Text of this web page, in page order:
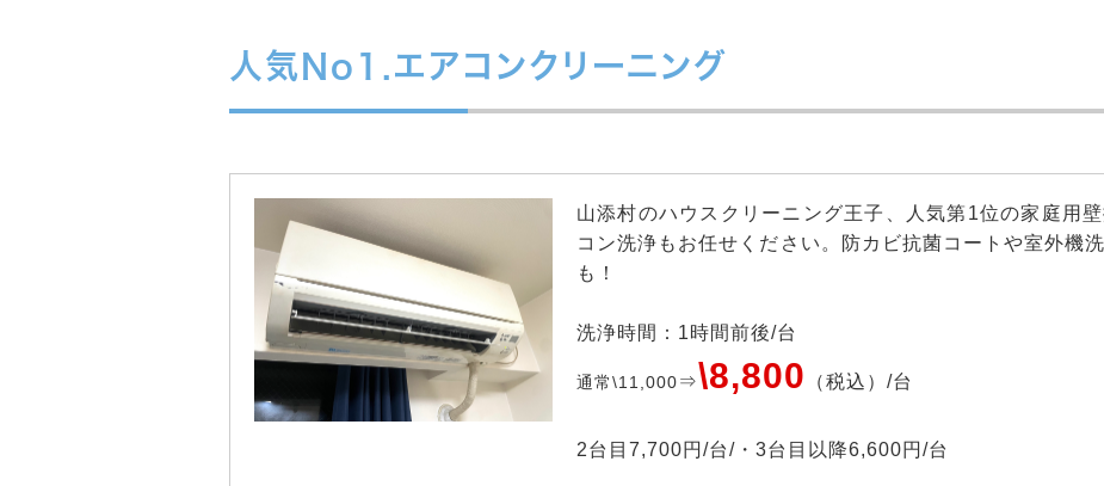
人気No1.エアコンクリーニング
山添村のハウスクリーニング王子、人気第1位の家庭用
コン洗浄もお任せください。防カビ抗菌コートや室外機
も！
洗浄時間：1時間前後/台
通常\11,000⇒\8,800 （税込）/台
2台目7,700円/台/・3台目以降6,600円/台